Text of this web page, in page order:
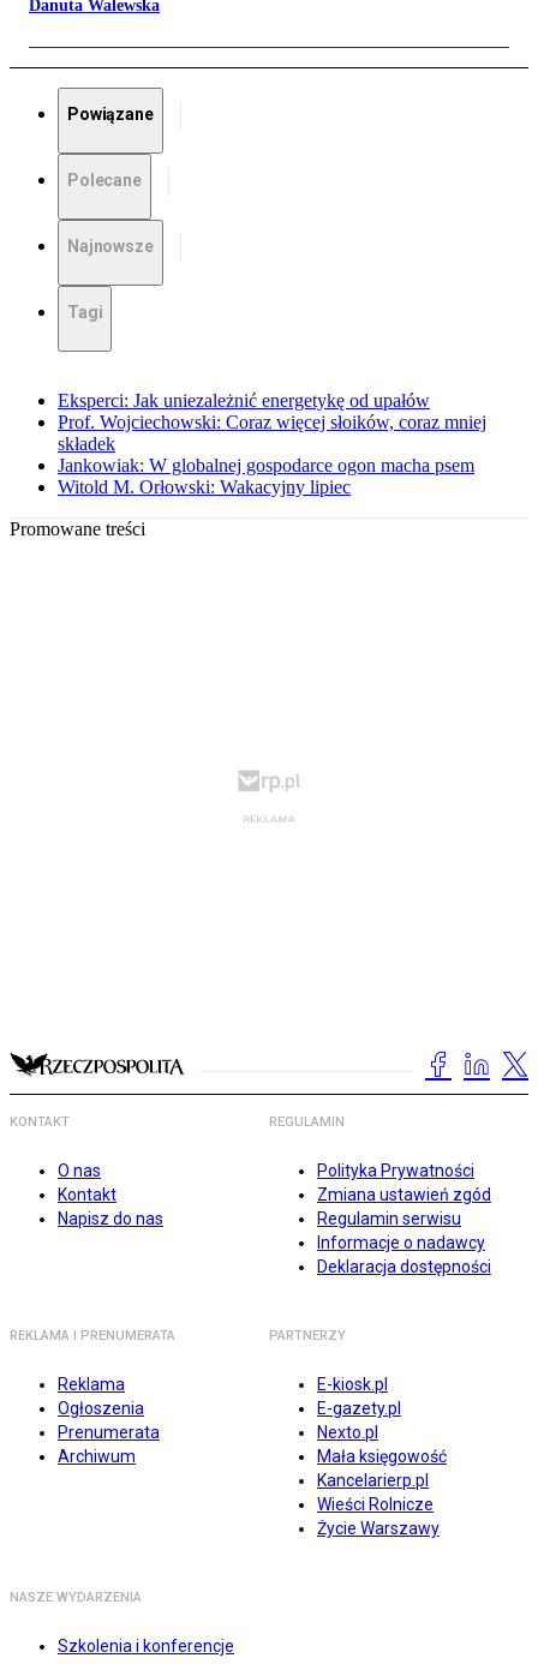
Danuta Walewska
Powiązane
Polecane
Najnowsze
Tagi
Eksperci: Jak uniezależnić energetykę od upałów
Prof. Wojciechowski: Coraz więcej słoików, coraz mniej
składek
Jankowiak: W globalnej gospodarce ogon macha psem
Witold M. Orłowski: Wakacyjny lipiec
Promowane treści
KONTAKT
O nas
Kontakt
Napisz do nas
REGULAMIN
Polityka Prywatności
Zmiana ustawień zgód
Regulamin serwisu
Informacje o nadawcy
Deklaracja dostępności
REKLAMA I PRENUMERATA
Reklama
Ogłoszenia
Prenumerata
Archiwum
PARTNERZY
E-kiosk.pl
E-gazety.pl
Nexto.pl
Mała księgowość
Kancelarierp.pl
Wieści Rolnicze
Życie Warszawy
NASZE WYDARZENIA
Szkolenia i konferencje